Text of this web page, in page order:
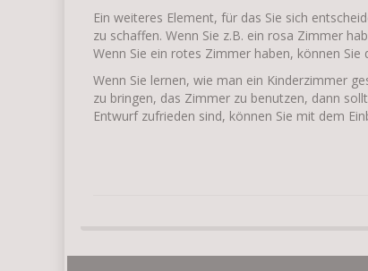
Ein weiteres Element, für das Sie sich
zu schaffen. Wenn Sie z.B. ein rosa Zimmer
Wenn Sie ein rotes Zimmer haben, können
Wenn Sie lernen, wie man ein Kinderzimmer
zu bringen, das Zimmer zu benutzen, dann
Entwurf zufrieden sind, können Sie mit dem